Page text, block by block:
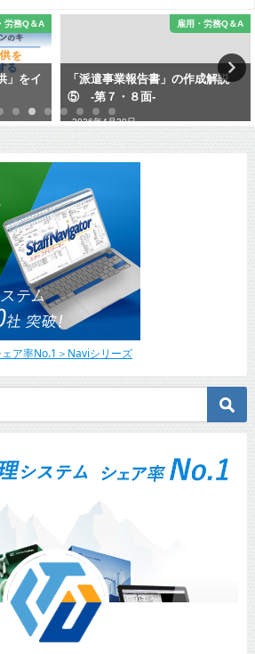
労務Q＆A
」をイ
雇用・労務Q＆A
「派遣事業報告書」の作成解説
⑤ -第７・８面-
2026年4月30日
ア率No.1＞Naviシリーズ